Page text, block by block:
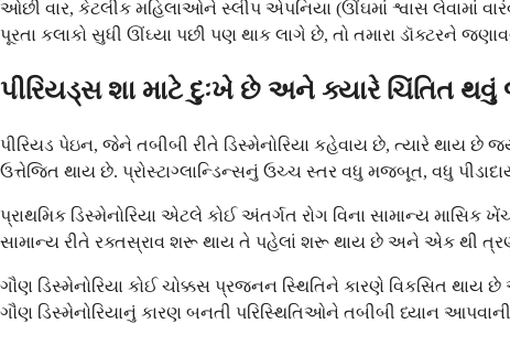
ઓછી વાર, કેટલીક મહિલાઓને સ્લીપ એપનિયા (ઊંઘમાં શ્વાસ લેવામાં
પૂરતા કલાકો સુધી ઊંઘ્યા પછી પણ થાક લાગે છે, તો તમારા ડૉક્ટરને
પીરિયડ્સ શા માટે દુઃખે છે અને ક્યારે ચિંતિત
પીરિયડ પેઇન, જેને તબીબી રીતે ડિસ્મેનોરિયા કહેવાય છે, ત્યારે થાય છે
ઉત્તેજિત થાય છે. પ્રોસ્ટાગ્લાન્ડિન્સનું ઉચ્ચ સ્તર વધુ મજબૂત, વધુ
પ્રાથમિક ડિસ્મેનોરિયા એટલે કોઈ અંતર્ગત રોગ વિના સામાન્ય
સામાન્ય રીતે રક્તસ્રાવ શરૂ થાય તે પહેલાં શરૂ થાય છે અને એક થી
ગૌણ ડિસ્મેનોરિયા કોઈ ચોક્કસ પ્રજનન સ્થિતિને કારણે વિકસિત
ગૌણ ડિસ્મેનોરિયાનું કારણ બનતી પરિસ્થિતિઓને તબીબી ધ્યાન